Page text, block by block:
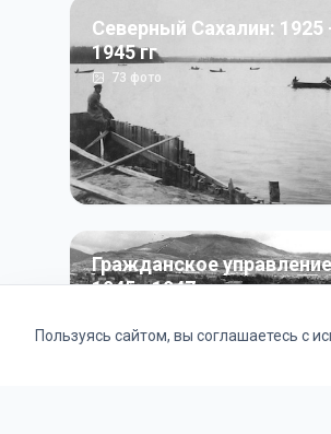
Северный Сахалин: 1925
1945 гг
73 фото
Гражданское
1945 - 1947 гг
Пользуясь сайтом, вы соглашаетесь с